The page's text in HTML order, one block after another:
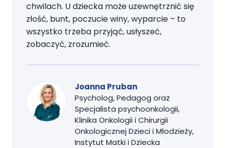
chwilach. U dziecka może uzewnętrznić się
złość, bunt, poczucie winy, wyparcie – to
wszystko trzeba przyjąć, usłyszeć,
zobaczyć, zrozumieć.
Joanna Pruban
Psycholog, Pedagog oraz
Specjalista psychoonkologii,
Klinika Onkologii i Chirurgii
Onkologicznej Dzieci i Młodzieży,
Instytut Matki i Dziecka